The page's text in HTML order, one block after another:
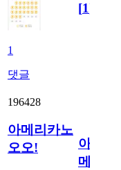
1
댓글
[1]
196428
아메리카노
오오!
아
메